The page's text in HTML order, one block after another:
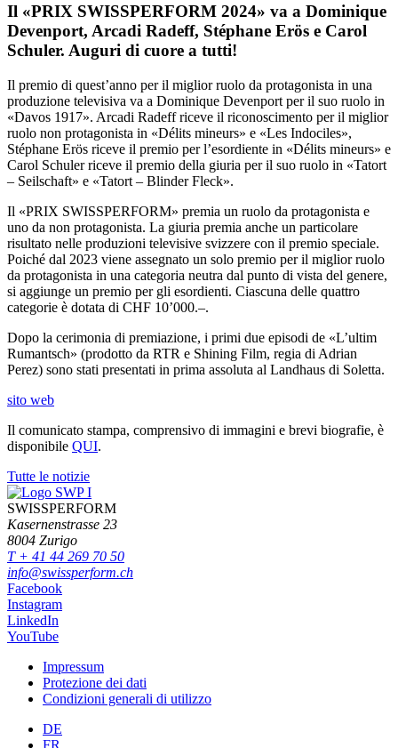
Il «PRIX SWISSPERFORM 2024» va a Dominique
Devenport, Arcadi Radeff, Stéphane Erös e Carol
Schuler. Auguri di cuore a tutti!
Il premio di quest’anno per il miglior ruolo da protagonista in una
produzione televisiva va a Dominique Devenport per il suo ruolo in
«Davos 1917». Arcadi Radeff riceve il riconoscimento per il miglior
ruolo non protagonista in «Délits mineurs» e «Les Indociles»,
Stéphane Erös riceve il premio per l’esordiente in «Délits mineurs» e
Carol Schuler riceve il premio della giuria per il suo ruolo in «Tatort
– Seilschaft» e «Tatort – Blinder Fleck».
Il «PRIX SWISSPERFORM» premia un ruolo da protagonista e
uno da non protagonista. La giuria premia anche un particolare
risultato nelle produzioni televisive svizzere con il premio speciale.
Poiché dal 2023 viene assegnato un solo premio per il miglior ruolo
da protagonista in una categoria neutra dal punto di vista del genere,
si aggiunge un premio per gli esordienti. Ciascuna delle quattro
categorie è dotata di CHF 10’000.–.
Dopo la cerimonia di premiazione, i primi due episodi de «L’ultim
Rumantsch» (prodotto da RTR e Shining Film, regia di Adrian
Perez) sono stati presentati in prima assoluta al Landhaus di Soletta.
sito web
Il comunicato stampa, comprensivo di immagini e brevi biografie, è
disponibile QUI.
Tutte le notizie
SWISSPERFORM
Kasernenstrasse 23
8004 Zurigo
T + 41 44 269 70 50
info@swissperform.ch
Facebook
Instagram
LinkedIn
YouTube
Impressum
Protezione dei dati
Condizioni generali di utilizzo
DE
FR